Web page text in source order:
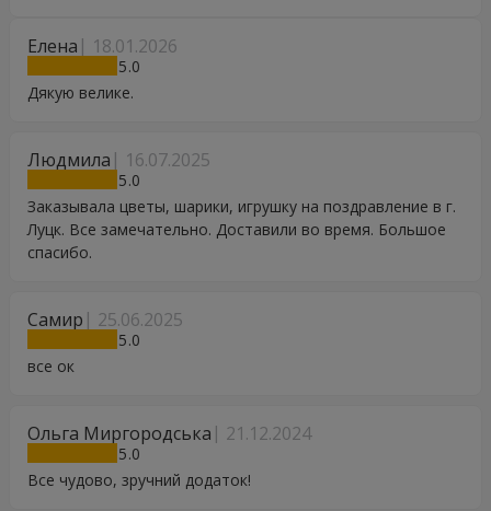
Елена 18.01.2026
5
Дякую велике.
Людмила 16.07.2025
5
Заказывала цветы, шарики, игрушку на поздравление в г.
Луцк. Все замечательно. Доставили во время. Большое
спасибо.
Самир 25.06.2025
5
все ок
Ольга Миргородська 21.12.2024
5
Все чудово, зручний додаток!